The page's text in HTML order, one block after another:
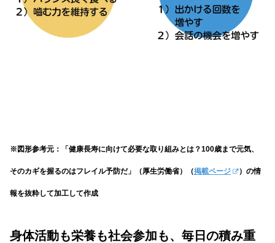
※図形参考元：「健康長寿に向けて必要な取り組みとは？100歳まで元気、
そのカギを握るのはフレイル予防だ」（厚生労働省）（掲載ページ ）の情
報を抜粋して加工して作成
身体活動も栄養も社会参加も、毎日の積み重